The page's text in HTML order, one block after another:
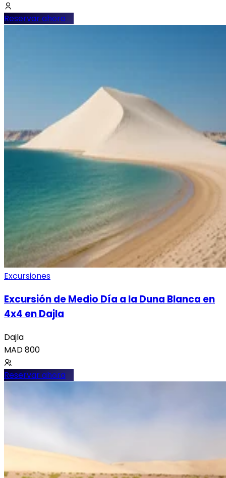
Reservar ahora
Excursiones
Excursión de Medio Día a la Duna Blanca en
4x4 en Dajla
Dajla
MAD800
Reservar ahora